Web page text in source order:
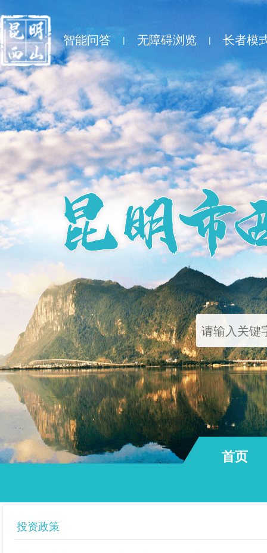
智能问答 | 无障碍浏览 | 长者模
首页
投资政策